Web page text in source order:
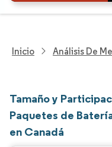
Inicio Análisis De
Tamaño y
Paquetes de
en Canadá